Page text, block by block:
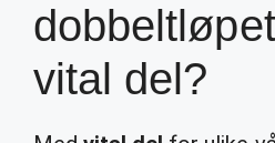
vital del?